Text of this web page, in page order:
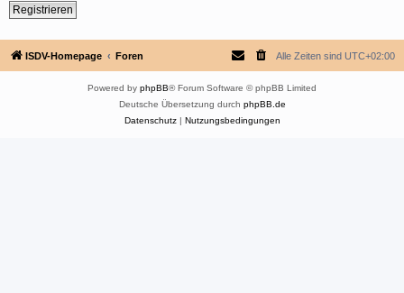
Registrieren
ISDV-Homepage Foren Alle Zeiten sind UTC+02:00
Powered by phpBB® Forum Software © phpBB Limited
Deutsche Übersetzung durch phpBB.de
Datenschutz| Nutzungsbedingungen